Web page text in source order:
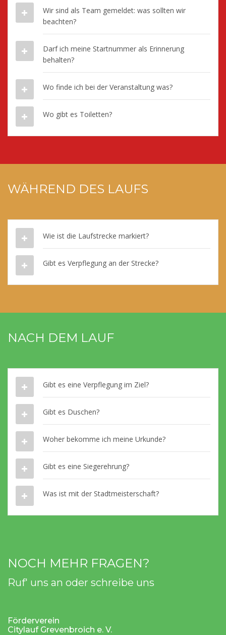
Wir sind als Team gemeldet: was sollten wir
beachten?
Darf ich meine Startnummer als Erinnerung
behalten?
Wo finde ich bei der Veranstaltung was?
Wo gibt es Toiletten?
WÄHREND DES LAUFS
Wie ist die Laufstrecke markiert?
Gibt es Verpflegung an der Strecke?
NACH DEM LAUF
Gibt es eine Verpflegung im Ziel?
Gibt es Duschen?
Woher bekomme ich meine Urkunde?
Gibt es eine Siegerehrung?
Was ist mit der Stadtmeisterschaft?
NOCH MEHR FRAGEN?
Ruf' uns an oder schreibe uns
Förderverein
Citylauf Grevenbroich e. V.